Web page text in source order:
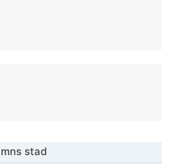
stad